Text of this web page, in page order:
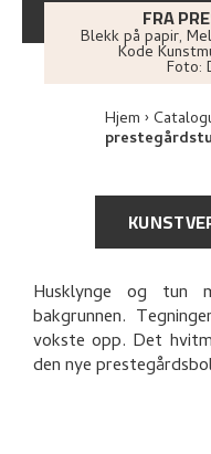
FRA
Blekk på papir,
Kode
Foto:
Hjem
TEKNISK
Husklynge og
bakgrunnen.
vokste opp. Det
den nye